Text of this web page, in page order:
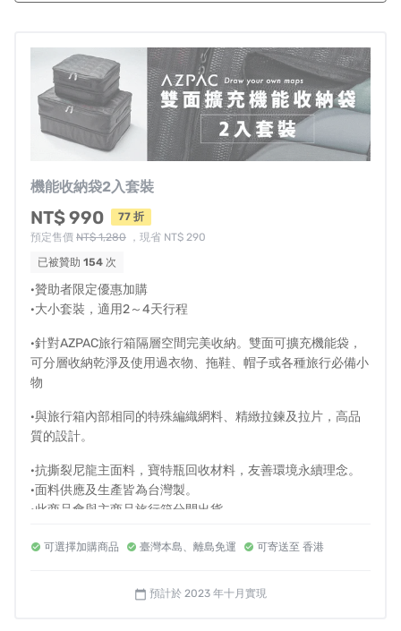
我們是來自台灣的AZPAC團隊
常熟悉；創辦人多年來更是頻繁長途飛行的商務常客，深
知可靠的旅行箱對使用者的重要。
機能收納袋2入套裝
NT$ 990
77 折
預定售價 NT$ 1,280 ，現省 NT$ 290
已被贊助 154 次
·贊助者限定優惠加購
·大小套裝，適用2～4天行程
·針對AZPAC旅行箱隔層空間完美收納。雙面可擴充機能袋，
可分層收納乾淨及使用過衣物、拖鞋、帽子或各種旅行必備小
物
·與旅行箱內部相同的特殊編織網料、精緻拉鍊及拉片，高品
質的設計。
·抗撕裂尼龍主面料，寶特瓶回收材料，友善環境永續理念。
·面料供應及生產皆為台灣製。
·此商品會與主商品旅行箱分開出貨
小 26x19x8cm/擴充 26x19x14cm
可選擇加購商品 臺灣本島、離島免運 可寄送至 香港
calendar_today 預計於 2023 年十月實現